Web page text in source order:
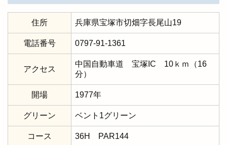
住所 兵庫県宝塚市切畑字長尾山19
電話番号 0797-91-1361
アクセス
中国自動車道 宝塚IC 10ｋｍ（16
分）
開場 1977年
グリーン ベント1グリーン
コース 36H PAR144